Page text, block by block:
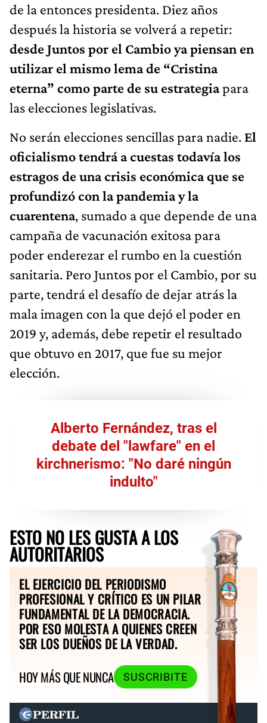
de la entonces presidenta. Diez años
después la historia se volverá a repetir:
desde Juntos por el Cambio ya piensan en
utilizar el mismo lema de “Cristina
eterna” como parte de su estrategiapara
las elecciones legislativas.
No serán elecciones sencillas para nadie. El
oficialismo tendrá a cuestas todavía los
estragos de una crisis económica que se
profundizó con la pandemia y la
cuarentena, sumado a que depende de una
campaña de vacunación exitosa para
poder enderezar el rumbo en la cuestión
sanitaria. Pero Juntos por el Cambio, por su
parte, tendrá el desafío de dejar atrás la
mala imagen con la que dejó el poder en
2019 y, además, debe repetir el resultado
que obtuvo en 2017, que fue su mejor
elección.
Alberto Fernández, tras el
debate del "lawfare" en el
kirchnerismo: "No daré ningún
indulto"
ESTO NO LES GUSTA A LOS
AUTORITARIOS
EL EJERCICIO DEL PERIODISMO
PROFESIONAL Y CRÍTICO ES UN PILAR
FUNDAMENTAL DE LA DEMOCRACIA.
POR ESO MOLESTA A QUIENES CREEN
SER LOS DUEÑOS DE LA VERDAD.
HOY MÁS QUE NUNCA
SUSCRIBITE